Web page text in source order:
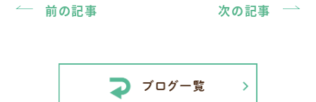
前の記事 次の記事